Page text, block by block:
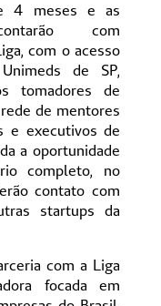
4 meses e as
com
com o acesso
de SP,
tomadores de
de mentores
e executivos de
a oportunidade
completo, no
contato com
startups da
com a Liga
focada em